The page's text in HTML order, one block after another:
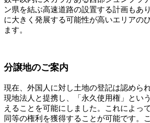
ン県を結ぶ高速道路の設置する計画もあ
に大きく発展する可能性が高いエリアの
ます。
分譲地のご案内
現在、外国人に対し土地の登記は認めら
現地法人と提携し、「永久使用権」とい
えることを可能にしました。これによっ
同等の権利を獲得することが可能です。